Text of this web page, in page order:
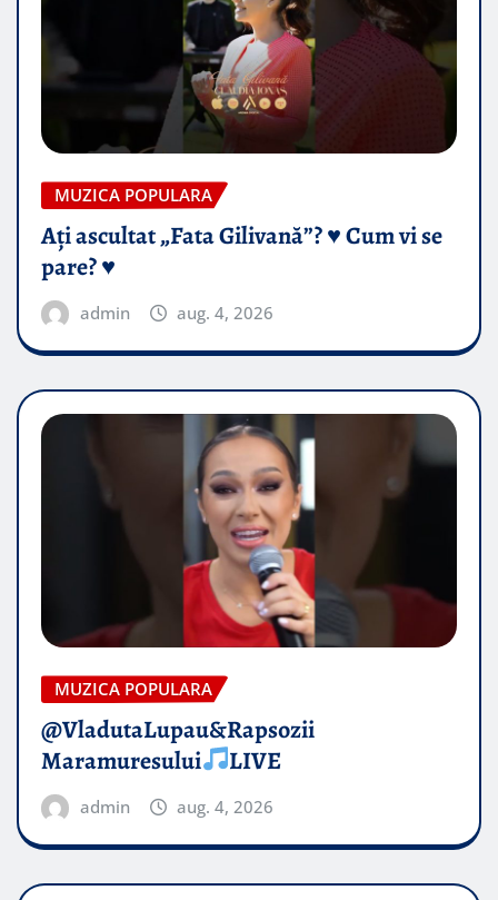
MUZICA POPULARA
Ați ascultat „Fata Gilivană”? ♥️ Cum vi se
pare? ♥️
admin aug. 4, 2026
MUZICA POPULARA
@VladutaLupau&Rapsozii
Maramuresului
LIVE
admin aug. 4, 2026